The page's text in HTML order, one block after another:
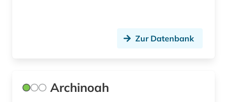
Zur Datenbank
Archinoah